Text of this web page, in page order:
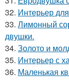
32. Интерьер
33. Лимонный
двушки.
34. Золото и
35. Интерьер с
36. Маленькая